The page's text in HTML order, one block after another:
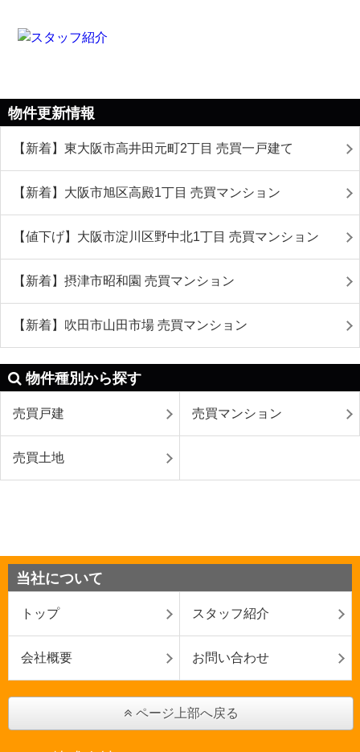
物件更新情報
【新着】東大阪市高井田元町2丁目 売買一戸建て
【新着】大阪市旭区高殿1丁目 売買マンション
【値下げ】大阪市淀川区野中北1丁目 売買マンション
【新着】摂津市昭和園 売買マンション
【新着】吹田市山田市場 売買マンション
物件種別から探す
売買戸建 売買マンション
売買土地
当社について
トップ スタッフ紹介
会社概要 お問い合わせ
ページ上部へ戻る